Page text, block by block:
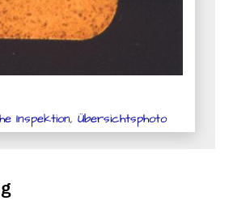
Inspektion, Übersichtsphoto